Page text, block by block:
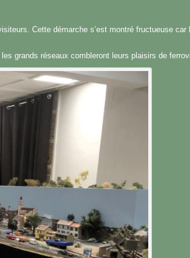
Cette démarche s’est montré fructueuse
les grands réseaux combleront leurs plaisirs de